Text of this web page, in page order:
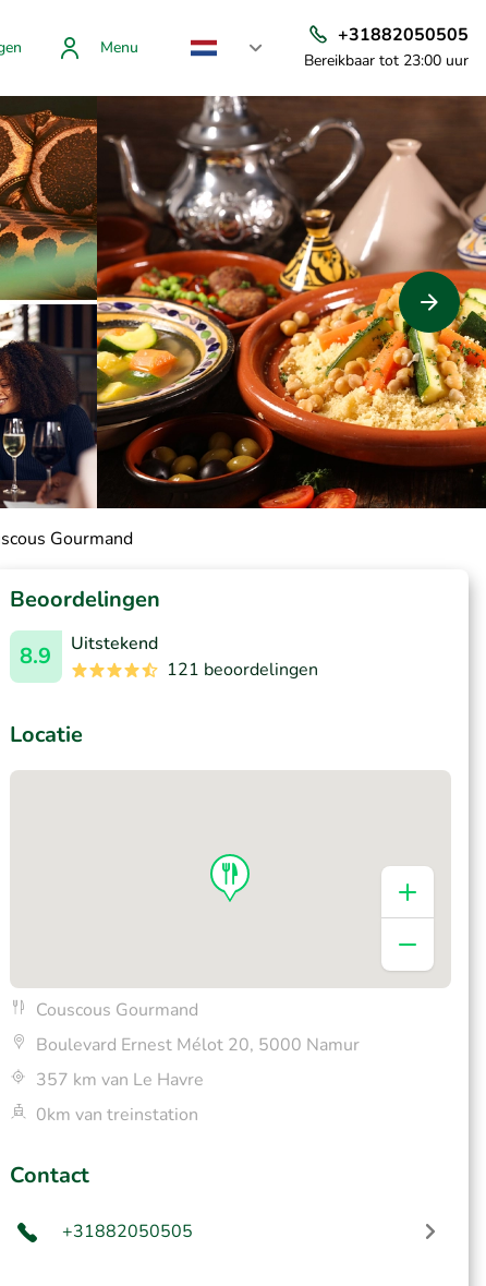
Menu
+31882050505
Bereikbaar tot 23:00 uur
Gourmand
Beoordelingen
8.9
Uitstekend
121 beoordelingen
Locatie
Couscous Gourmand
Boulevard Ernest Mélot 20, 5000 Namur
357 km van Le Havre
0km van treinstation
Contact
+31882050505